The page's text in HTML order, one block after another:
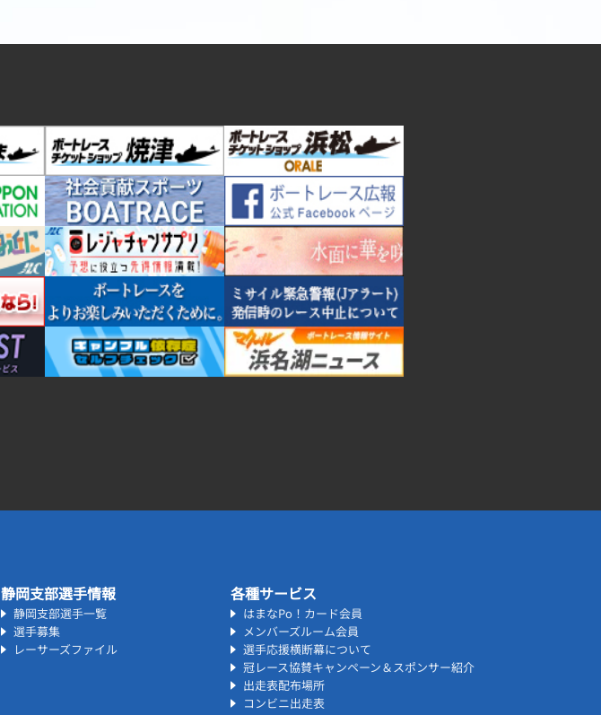
静岡支部選手情報
静岡支部選手一覧
選手募集
レーサーズファイル
各種サービス
はまなPo！カード会員
メンバーズルーム会員
選手応援横断幕について
冠レース協賛キャンペーン＆スポンサー紹介
出走表配布場所
コンビニ出走表